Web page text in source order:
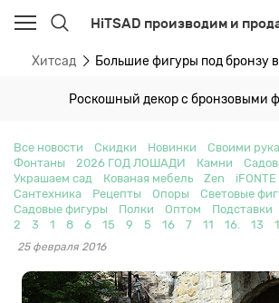
HiTSAD производим и
Хитсад Большие фигуры под бронзу
Роскошный декор с бронзовыми
Все новости Скидки Новинки Своими
Фонтаны
2026 ГОД ЛОШАДИ Камни
Украшаем сад
Кованая мебель Zen iFONTE
Сантехника
Рецепты Опоры Световые
Садовые фигуры
Полки Оптом Подставки
2
3 1 8 6 15 9 5 16 7 11 16. 13
25 февраля 2016